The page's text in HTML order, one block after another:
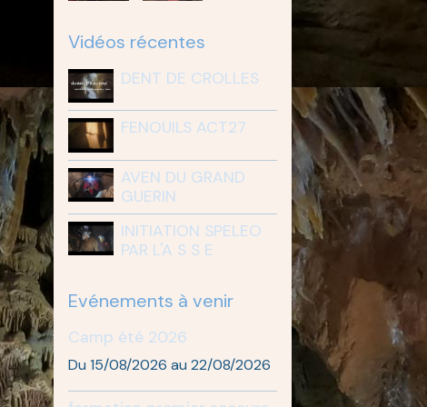
Vidéos récentes
DENT DE CROLLES
FENOUILS ACT27
AVEN DU GRAND
GUERIN
INITIATION SPELEO
PAR L'A S S E
Evénements à venir
Camp été 2026
Du 15/08/2026 au 22/08/2026